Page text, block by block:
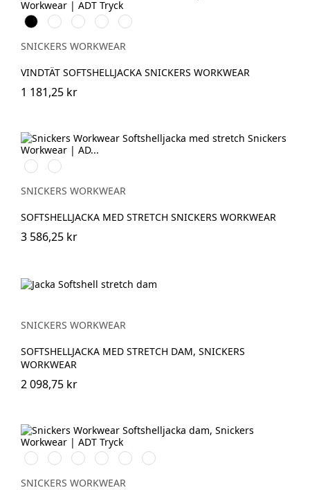
Svart Vit StålgråMarinblåKhakigrön
SNICKERS WORKWEAR
VINDTÄT SOFTSHELLJACKA SNICKERS WORKWEAR
1 181,25 kr
Svart/Neongul
Äkta
blå/Marinblå
SNICKERS WORKWEAR
SOFTSHELLJACKA MED STRETCH SNICKERS WORKWEAR
3 586,25 kr
SNICKERS WORKWEAR
SOFTSHELLJACKA MED STRETCH DAM, SNICKERS
WORKWEAR
2 098,75 kr
Vit/SvartStålgrå/Svart
Chiliröd/Svart
Svart/Svart
Marinblå/Svart
Grå/Svart
SNICKERS WORKWEAR